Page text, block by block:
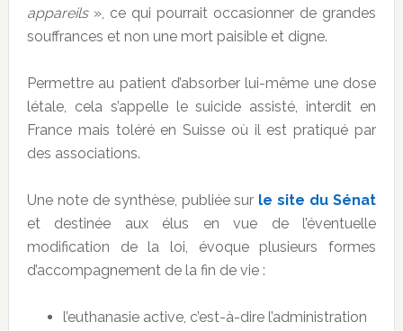
appareils », ce qui pourrait occasionner de grandes
souffrances et non une mort paisible et digne.
Permettre au patient d’absorber lui-même une dose
létale, cela s’appelle le suicide assisté, interdit en
France mais toléré en Suisse où il est pratiqué par
des associations.
Une note de synthèse, publiée sur le site du Sénat
et destinée aux élus en vue de l’éventuelle
modification de la loi, évoque plusieurs formes
d’accompagnement de la fin de vie :
l’euthanasie active, c’est-à-dire l’administration